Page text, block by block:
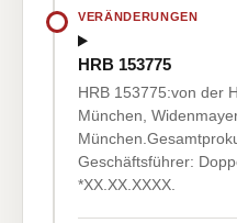
VERÄNDERUNGEN
HRB 153775
HRB 153775:von der
München,
Geschäftsführer:
*XX.XX.XXXX.